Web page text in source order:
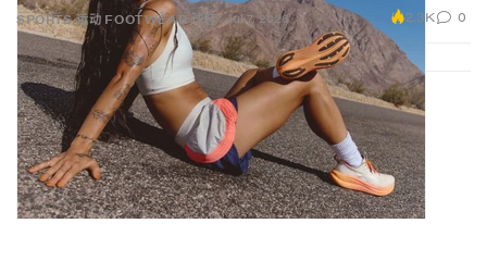
SPORTS 运动 FOOTWEAR 球鞋 Jul 7, 2026 2.3K 0